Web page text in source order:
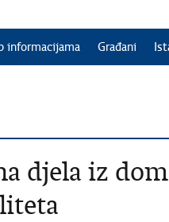
informacijama Građani
djela iz